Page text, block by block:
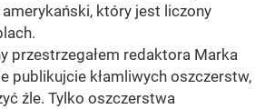
który jest liczony
przestrzegałem redaktora Marka
publikujcie kłamliwych oszczerstw,
źle. Tylko oszczerstwa